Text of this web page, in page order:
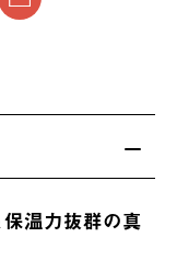
温力抜群の真